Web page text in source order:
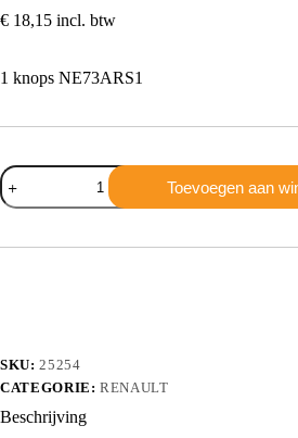
€ 18,15 incl. btw
1 knops NE73ARS1
Renault
1
knops
aantal
Toevoegen aan
SKU:25254
CATEGORIE:RENAULT
Beschrijving